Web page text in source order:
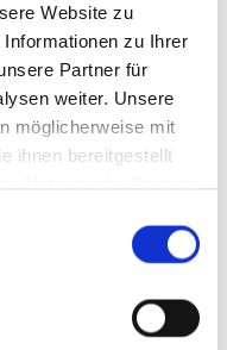
Website zu
zu Ihrer
Partner für
weiter. Unsere
möglicherweise mit
ihnen bereitgestellt
MEHR DAZU